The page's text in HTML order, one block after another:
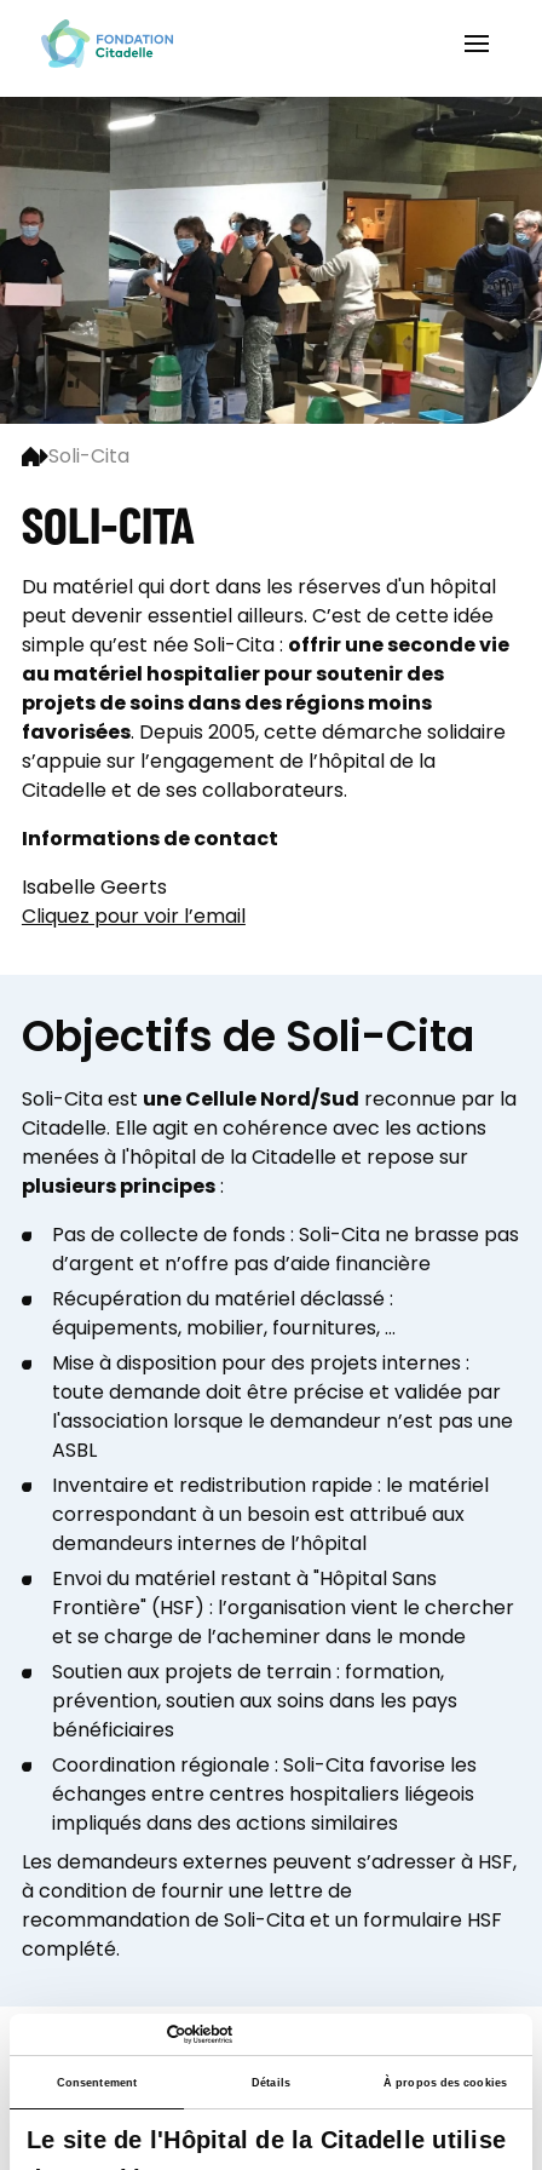
Consentement Détails À propos des cookies
Le site de l'Hôpital de la Citadelle utilise
Soli-Cita
SOLI-CITA
Du matériel qui dort dans les réserves d'un hôpital
peut devenir essentiel ailleurs. C’est de cette idée
simple qu’est née Soli-Cita : offrir une seconde vie
au matériel hospitalier pour soutenir des
projets de soins dans des régions moins
favorisées. Depuis 2005, cette démarche solidaire
s’appuie sur l’engagement de l’hôpital de la
Citadelle et de ses collaborateurs.
Informations de contact
Isabelle Geerts
Cliquez pour voir l’email
Objectifs de Soli-Cita
Soli-Cita est une Cellule Nord/Sud reconnue par la
Citadelle. Elle agit en cohérence avec les actions
menées à l'hôpital de la Citadelle et repose sur
plusieurs principes:
Pas de collecte de fonds : Soli-Cita ne brasse pas
d’argent et n’offre pas d’aide financière
Récupération du matériel déclassé :
équipements, mobilier, fournitures, …
Mise à disposition pour des projets internes :
toute demande doit être précise et validée par
l'association lorsque le demandeur n’est pas une
ASBL
Inventaire et redistribution rapide : le matériel
correspondant à un besoin est attribué aux
demandeurs internes de l’hôpital
Envoi du matériel restant à "Hôpital Sans
Frontière" (HSF) : l’organisation vient le chercher
et se charge de l’acheminer dans le monde
Soutien aux projets de terrain : formation,
prévention, soutien aux soins dans les pays
bénéficiaires
Coordination régionale : Soli-Cita favorise les
échanges entre centres hospitaliers liégeois
impliqués dans des actions similaires
Les demandeurs externes peuvent s’adresser à HSF,
à condition de fournir une lettre de
recommandation de Soli-Cita et un formulaire HSF
complété.
Informations pratiques
Matériel récupéré